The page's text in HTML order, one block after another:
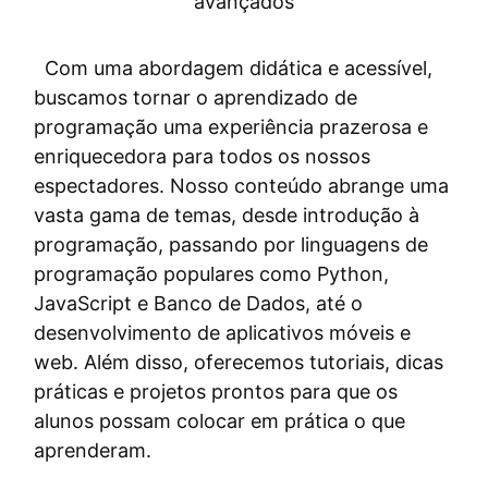
Com uma abordagem didática e acessível,
buscamos tornar o aprendizado de
programação uma experiência prazerosa e
enriquecedora para todos os nossos
espectadores. Nosso conteúdo abrange uma
vasta gama de temas, desde introdução à
programação, passando por linguagens de
programação populares como Python,
JavaScript e Banco de Dados, até o
desenvolvimento de aplicativos móveis e
web. Além disso, oferecemos tutoriais, dicas
práticas e projetos prontos para que os
alunos possam colocar em prática o que
aprenderam.